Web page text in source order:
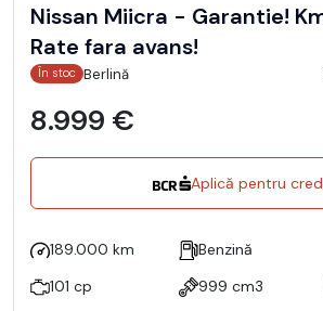
Nissan Miicra - Garantie!
Rate fara avans!
În stoc Berlină
8.999 €
Aplică pentru
189.000 km Benzină
101 cp
999 cm3